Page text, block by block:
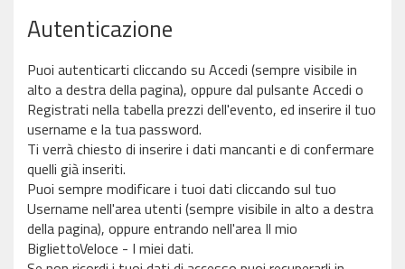
Autenticazione
Puoi autenticarti cliccando su Accedi (sempre visibile in
alto a destra della pagina), oppure dal pulsante Accedi o
Registrati nella tabella prezzi dell'evento, ed inserire il tuo
username e la tua password.
Ti verrà chiesto di inserire i dati mancanti e di confermare
quelli già inseriti.
Puoi sempre modificare i tuoi dati cliccando sul tuo
Username nell'area utenti (sempre visibile in alto a destra
della pagina), oppure entrando nell'area Il mio
BigliettoVeloce - I miei dati.